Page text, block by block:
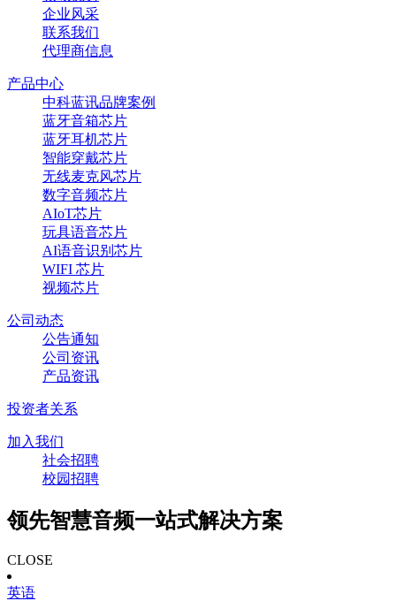
企业风采
联系我们
代理商信息
产品中心
中科蓝讯品牌案例
蓝牙音箱芯片
蓝牙耳机芯片
智能穿戴芯片
无线麦克风芯片
数字音频芯片
AIoT芯片
玩具语音芯片
AI语音识别芯片
WIFI 芯片
视频芯片
公司动态
公告通知
公司资讯
产品资讯
投资者关系
加入我们
社会招聘
校园招聘
领先智慧音频一站式解决方案
CLOSE
英语